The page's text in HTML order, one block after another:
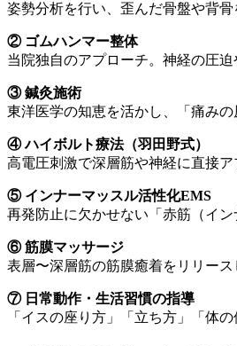
姿勢分析を行い、歪んだ骨盤や背
② ゴムハンマー整体
当院独自のアプローチ。神経の圧
③ 鍼灸施術
東洋医学の知恵を活かし、「痛み
④ ハイボルト療法（羽田野式）
高電圧刺激で深層筋や神経に直接
⑤ インナーマッスル活性化EMS
再発防止に欠かせない「赤筋（イ
⑥ 筋膜マッサージ
表層〜深層筋の筋膜癒着をリリー
⑦ 日常動作・生活習慣の指導
「イスの座り方」「立ち方」「体